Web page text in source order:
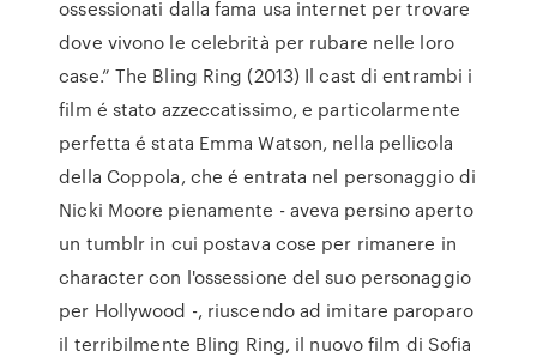
ossessionati dalla fama usa internet per trovare
dove vivono le celebrità per rubare nelle loro
case.” The Bling Ring (2013) Il cast di entrambi i
film é stato azzeccatissimo, e particolarmente
perfetta é stata Emma Watson, nella pellicola
della Coppola, che é entrata nel personaggio di
Nicki Moore pienamente - aveva persino aperto
un tumblr in cui postava cose per rimanere in
character con l'ossessione del suo personaggio
per Hollywood -, riuscendo ad imitare paroparo
il terribilmente Bling Ring, il nuovo film di Sofia